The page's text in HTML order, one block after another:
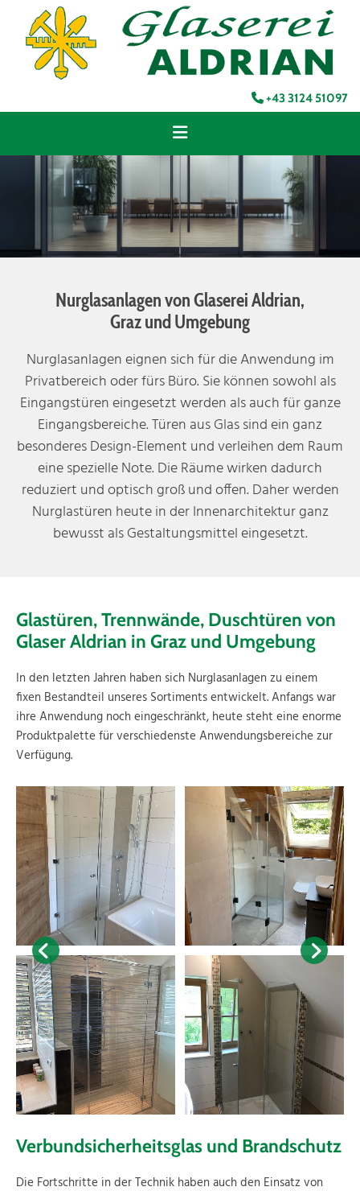
 +43 3124 51097
Nurglasanlagen von Glaserei Aldrian,
Graz und Umgebung
Nurglasanlagen eignen sich für die Anwendung im
Privatbereich oder fürs Büro. Sie können sowohl als
Eingangstüren eingesetzt werden als auch für ganze
Eingangsbereiche. Türen aus Glas sind ein ganz
besonderes Design-Element und verleihen dem Raum
eine spezielle Note. Die Räume wirken dadurch
reduziert und optisch groß und offen. Daher werden
Nurglastüren heute in der Innenarchitektur ganz
bewusst als Gestaltungsmittel eingesetzt.
Glastüren, Trennwände, Duschtüren von
Glaser Aldrian in Graz und Umgebung
In den letzten Jahren haben sich Nurglasanlagen zu einem
fixen Bestandteil unseres Sortiments entwickelt. Anfangs war
ihre Anwendung noch eingeschränkt, heute steht eine enorme
Produktpalette für verschiedenste Anwendungsbereiche zur
Verfügung.
Verbundsicherheitsglas und Brandschutz
Die Fortschritte in der Technik haben auch den Einsatz von